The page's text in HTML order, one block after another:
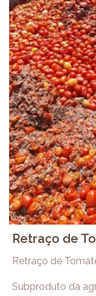
Retraço de
Retraço de
Subproduto da